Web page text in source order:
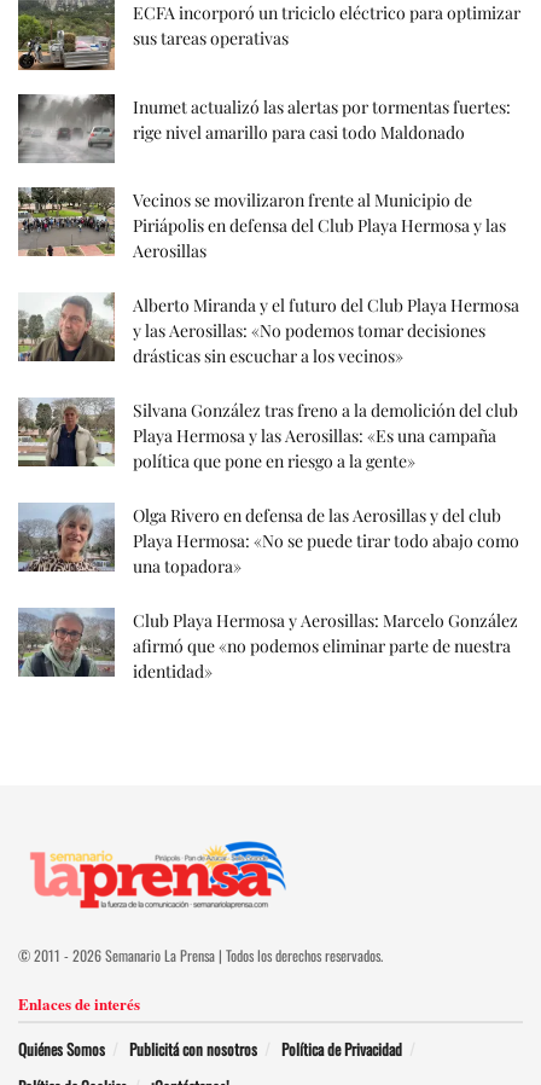
ECFA incorporó un triciclo eléctrico para optimizar
sus tareas operativas
Inumet actualizó las alertas por tormentas fuertes:
rige nivel amarillo para casi todo Maldonado
Vecinos se movilizaron frente al Municipio de
Piriápolis en defensa del Club Playa Hermosa y las
Aerosillas
Alberto Miranda y el futuro del Club Playa Hermosa
y las Aerosillas: «No podemos tomar decisiones
drásticas sin escuchar a los vecinos»
Silvana González tras freno a la demolición del club
Playa Hermosa y las Aerosillas: «Es una campaña
política que pone en riesgo a la gente»
Olga Rivero en defensa de las Aerosillas y del club
Playa Hermosa: «No se puede tirar todo abajo como
una topadora»
Club Playa Hermosa y Aerosillas: Marcelo González
afirmó que «no podemos eliminar parte de nuestra
identidad»
© 2011 - 2026 Semanario La Prensa | Todos los derechos reservados.
Enlaces de interés
Quiénes Somos Publicitá con nosotros
Política de Privacidad